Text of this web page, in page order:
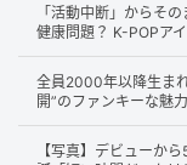
なお、ウンサン
『PRODUCE X
でデビューを果
して活動し、
「活動中断」からそ
健康問題？ K-POPア
全員2000年以降生ま
開”のファンキーな魅
【写真】デビューか